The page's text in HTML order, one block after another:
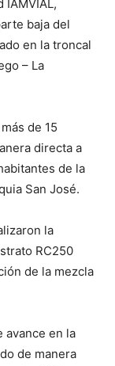
IAMVIAL,
baja del
en la troncal
– La
de 15
directa a
de la
San José.
la
RC250
de la mezcla
avance en la
de manera